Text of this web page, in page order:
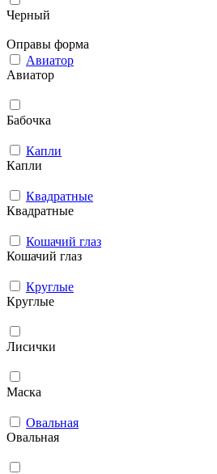
Черный
Оправы форма
Авиатор
Авиатор
Бабочка
Капли
Капли
Квадратные
Квадратные
Кошачий глаз
Кошачий глаз
Круглые
Круглые
Лисички
Маска
Овальная
Овальная